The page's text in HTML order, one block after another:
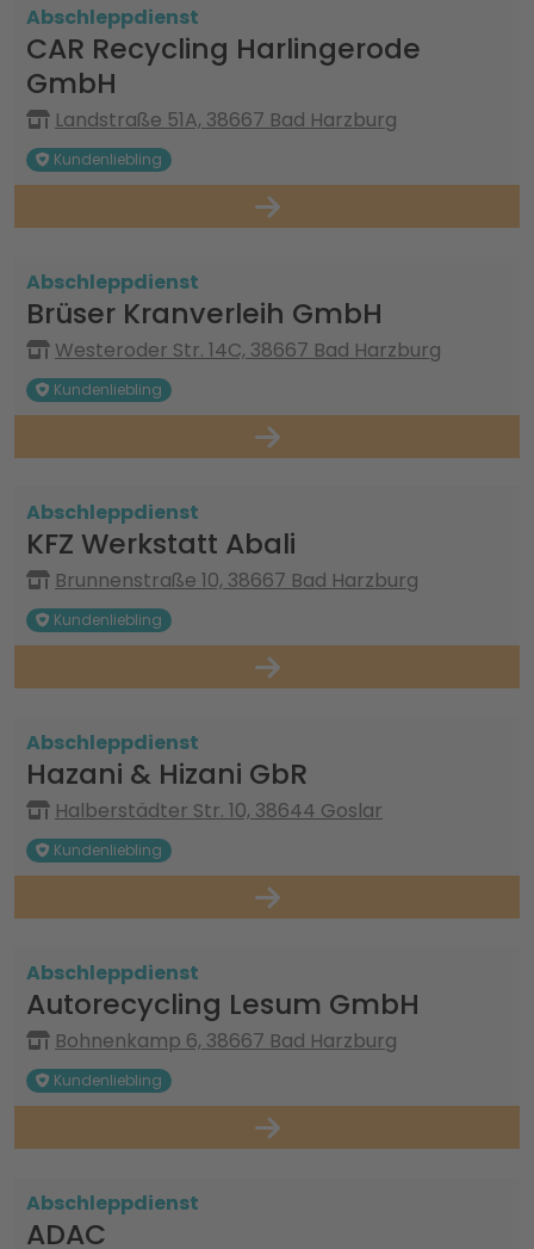
Abschleppdienst
CAR Recycling Harlingerode
GmbH
Landstraße 51A, 38667 Bad Harzburg
Kundenliebling
Abschleppdienst
Brüser Kranverleih GmbH
Westeroder Str. 14C, 38667 Bad Harzburg
Kundenliebling
Abschleppdienst
KFZ Werkstatt Abali
Brunnenstraße 10, 38667 Bad Harzburg
Kundenliebling
Abschleppdienst
Hazani & Hizani GbR
Halberstädter Str. 10, 38644 Goslar
Kundenliebling
Abschleppdienst
Autorecycling Lesum GmbH
Bohnenkamp 6, 38667 Bad Harzburg
Kundenliebling
Abschleppdienst
ADAC